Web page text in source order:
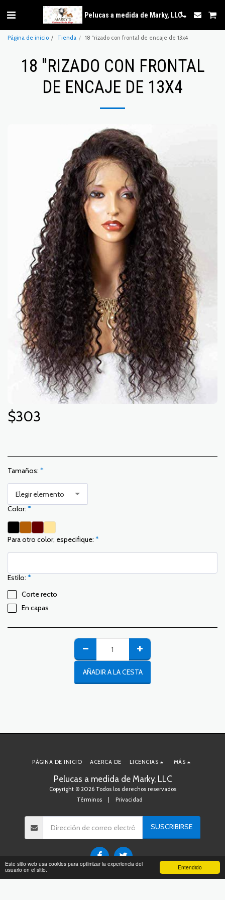
Entendido
Este sitio web usa cookies para optimizar la experiencia del
usuario en el sitio.
Pelucas a medida de Marky, LLC
Página de inicio Tienda 18 "rizado con frontal de encaje de 13x4
18 "RIZADO CON FRONTAL
DE ENCAJE DE 13X4
$303
Tamaños: *
Elegir elemento
Color: *
Para otro color, especifique: *
Estilo: *
Corte recto
En capas
AÑADIR A LA CESTA
Pelucas a medida de Marky, LLC
Copyright © 2026 Todos los derechos reservados
Términos| Privacidad
PÁGINA DE INICIO ACERCA DE LICENCIAS MÁS
SUSCRIBIRSE